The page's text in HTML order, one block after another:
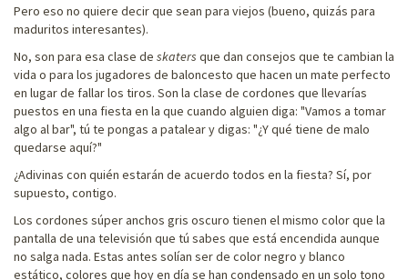
Pero eso no quiere decir que sean para viejos (bueno, quizás para
maduritos interesantes).
No, son para esa clase de skaters que dan consejos que te cambian la
vida o para los jugadores de baloncesto que hacen un mate perfecto
en lugar de fallar los tiros. Son la clase de cordones que llevarías
puestos en una fiesta en la que cuando alguien diga: "Vamos a tomar
algo al bar", tú te pongas a patalear y digas: "¿Y qué tiene de malo
quedarse aquí?"
¿Adivinas con quién estarán de acuerdo todos en la fiesta? Sí, por
supuesto, contigo.
Los cordones súper anchos gris oscuro tienen el mismo color que la
pantalla de una televisión que tú sabes que está encendida aunque
no salga nada. Estas antes solían ser de color negro y blanco
estático, colores que hoy en día se han condensado en un solo tono